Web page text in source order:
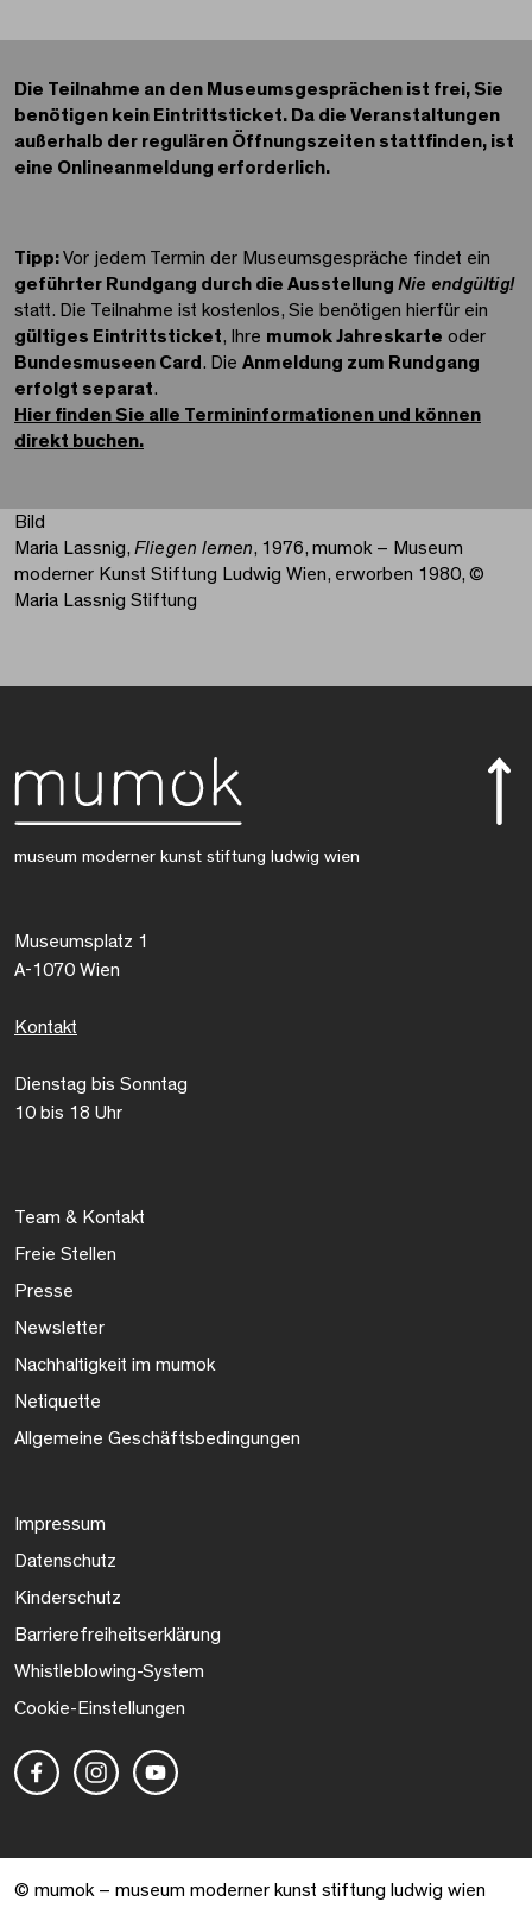
Die Teilnahme an den Museumsgesprächen ist frei, Sie
benötigen kein Eintrittsticket. Da die Veranstaltungen
außerhalb der regulären Öffnungszeiten stattfinden, ist
eine Onlineanmeldung erforderlich.
Tipp:Vor jedem Termin der Museumsgespräche findet ein
geführter Rundgang durch die Ausstellung Nie endgültig!
statt. Die Teilnahme ist kostenlos, Sie benötigen hierfür ein
gültiges Eintrittsticket, Ihre mumok Jahreskarte oder
Bundesmuseen Card . Die Anmeldung zum Rundgang
erfolgt separat.
Hier finden Sie alle Termininformationen und können
direkt buchen.
Bild
Maria Lassnig, Fliegen lernen, 1976, mumok – Museum
moderner Kunst Stiftung Ludwig Wien, erworben 1980, ©
Maria Lassnig Stiftung
museum moderner kunst stiftung ludwig wien
Museumsplatz 1
A-1070 Wien
Kontakt
Dienstag bis Sonntag
10 bis 18 Uhr
Team & Kontakt
Freie Stellen
Presse
Newsletter
Nachhaltigkeit im mumok
Netiquette
Allgemeine Geschäftsbedingungen
Impressum
Datenschutz
Kinderschutz
Barrierefreiheitserklärung
Whistleblowing-System
Cookie-Einstellungen
© mumok – museum moderner kunst stiftung ludwig wien